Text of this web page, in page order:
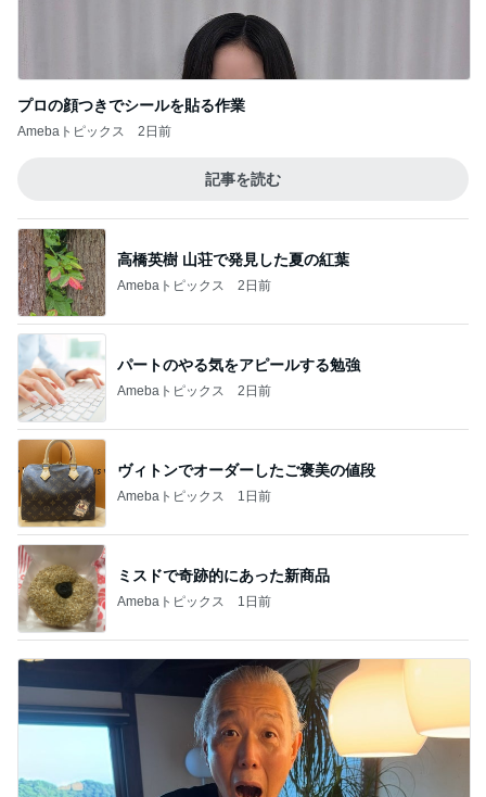
プロの顔つきでシールを貼る作業
Amebaトピックス 2日前
記事を読む
高橋英樹 山荘で発見した夏の紅葉
Amebaトピックス 2日前
パートのやる気をアピールする勉強
Amebaトピックス 2日前
ヴィトンでオーダーしたご褒美の値段
Amebaトピックス 1日前
ミスドで奇跡的にあった新商品
Amebaトピックス 1日前